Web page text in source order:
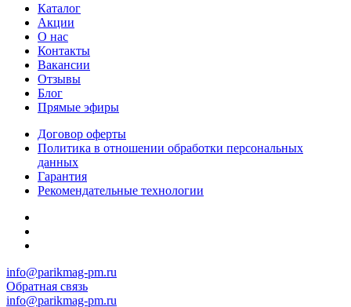
Каталог
Акции
О нас
Контакты
Вакансии
Отзывы
Блог
Прямые эфиры
Договор оферты
Политика в отношении обработки персональных
данных
Гарантия
Рекомендательные технологии
info@parikmag-pm.ru
Обратная связь
info@parikmag-pm.ru